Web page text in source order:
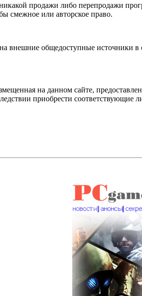
продажи либо перепродажи
смежное или авторское право.
внешние общедоступные источники
на данном сайте,
приобрести